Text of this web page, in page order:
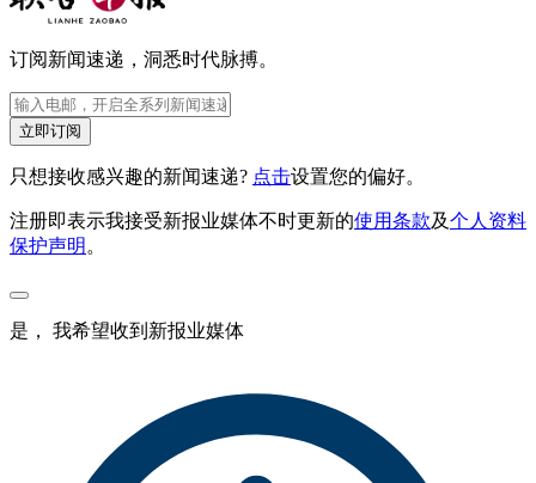
订阅新闻速递，洞悉时代脉搏。
立即订阅
只想接收感兴趣的新闻速递? 点击设置您的偏好。
注册即表示我接受新报业媒体不时更新的使用条款及个人资料
保护声明 。
是， 我希望收到新报业媒体